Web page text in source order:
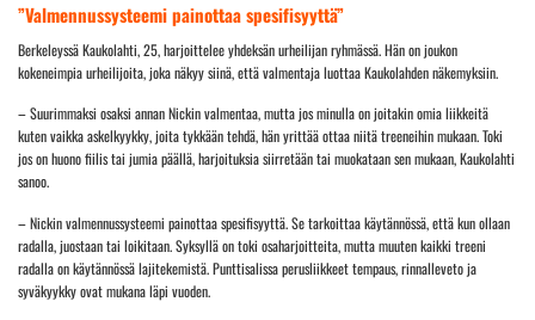
”Valmennussysteemi painottaa spesifisyyttä”
Berkeleyssä Kaukolahti, 25, harjoittelee yhdeksän urheilijan ryhmässä. Hän on joukon
kokeneimpia urheilijoita, joka näkyy siinä, että valmentaja luottaa Kaukolahden näkemyksiin.
– Suurimmaksi osaksi annan Nickin valmentaa, mutta jos minulla on joitakin omia liikkeitä
kuten vaikka askelkyykky, joita tykkään tehdä, hän yrittää ottaa niitä treeneihin mukaan. Toki
jos on huono fiilis tai jumia päällä, harjoituksia siirretään tai muokataan sen mukaan, Kaukolahti
sanoo.
– Nickin valmennussysteemi painottaa spesifisyyttä. Se tarkoittaa käytännössä, että kun ollaan
radalla, juostaan tai loikitaan. Syksyllä on toki osaharjoitteita, mutta muuten kaikki treeni
radalla on käytännössä lajitekemistä. Punttisalissa perusliikkeet tempaus, rinnalleveto ja
syväkyykky ovat mukana läpi vuoden.